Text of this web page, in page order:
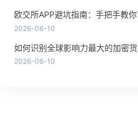
欧交所APP避坑指南：手把手教
2026-06-10
如何识别全球影响力最大的加密货
2026-06-10